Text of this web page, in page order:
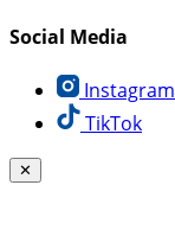
Social Media
Instagram
TikTok
✕